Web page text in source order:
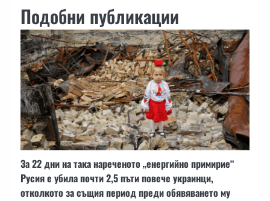
Подобни публикации
За 22 дни на така нареченото „енергийно примирие“
Русия е убила почти 2,5 пъти повече украинци,
отколкото за същия период преди обявяването му